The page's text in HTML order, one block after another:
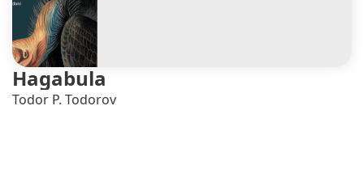
Hagabula
Todor P. Todorov